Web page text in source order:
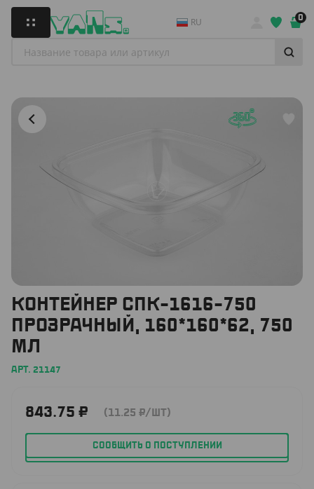
RU 0
КОНТЕЙНЕР СПК-1616-750
ПРОЗРАЧНЫЙ, 160*160*62, 750
МЛ
АРТ. 21147
843.75 ₽ (11.25 ₽/ШТ)
СООБЩИТЬ О ПОСТУПЛЕНИИ